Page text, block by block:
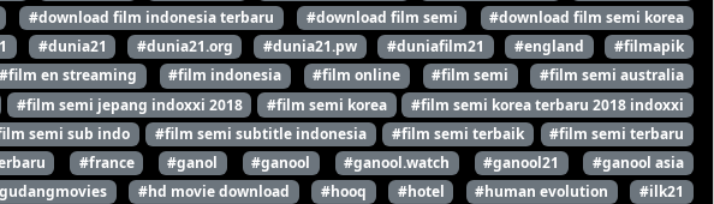
#download film indonesia terbaru #download film semi
#download film semi korea
#dunia21 #dunia21.org #dunia21.pw #duniafilm21 #england
#filmapik
#film en streaming #film indonesia #film online #film semi
#film semi australia
#film semi jepang indoxxi 2018 #film semi korea
#film semi korea terbaru 2018 indoxxi
semi sub indo #film semi subtitle indonesia #film semi terbaik
#film semi terbaru
#france #ganol #ganool #ganool.watch #ganool21
#ganool asia
#hd movie download #hooq #hotel #human evolution
#ilk21